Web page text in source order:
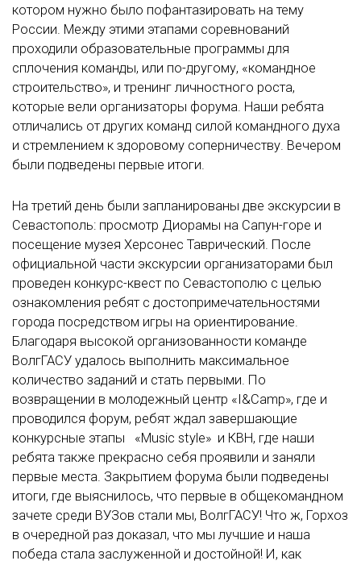
котором нужно было пофантазировать на тему
России. Между этими этапами соревнований
проходили образовательные программы для
сплочения команды, или по-другому, «командное
строительство», и тренинг личностного роста,
которые вели организаторы форума. Наши ребята
отличались от других команд силой командного духа
и стремлением к здоровому соперничеству. Вечером
были подведены первые итоги.
На третий день были запланированы две экскурсии в
Севастополь: просмотр Диорамы на Сапун-горе и
посещение музея Херсонес Таврический. После
официальной части экскурсии организаторами был
проведен конкурс-квест по Севастополю с целью
ознакомления ребят с достопримечательностями
города посредством игры на ориентирование.
Благодаря высокой организованности команде
ВолгГАСУ удалось выполнить максимальное
количество заданий и стать первыми. По
возвращении в молодежный центр «I&Camp», где и
проводился форум, ребят ждал завершающие
конкурсные этапы «Music style» и КВН, где наши
ребята также прекрасно себя проявили и заняли
первые места. Закрытием форума были подведены
итоги, где выяснилось, что первые в общекомандном
зачете среди ВУЗов стали мы, ВолгГАСУ! Что ж, Горхоз
в очередной раз доказал, что мы лучшие и наша
победа стала заслуженной и достойной! И, как